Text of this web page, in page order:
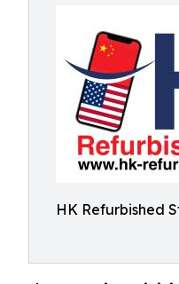
HK Refurbished